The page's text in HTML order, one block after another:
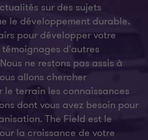
sur des sujets
le développement durable.
pour développer votre
d'autres
ne restons pas assis à
allons chercher
le terrain les connaissances
dont vous avez besoin pour
The Field est le
la croissance de votre